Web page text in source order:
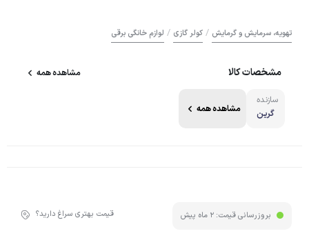
تهویه، سرمایش و گرمایش / کولر گازی / لوازم خانگی برقی
مشخصات کالا مشاهده همه
سازنده
گرین
مشاهده همه
بروزرسانی قیمت: 2 ماه پیش قیمت بهتری سراغ دارید؟